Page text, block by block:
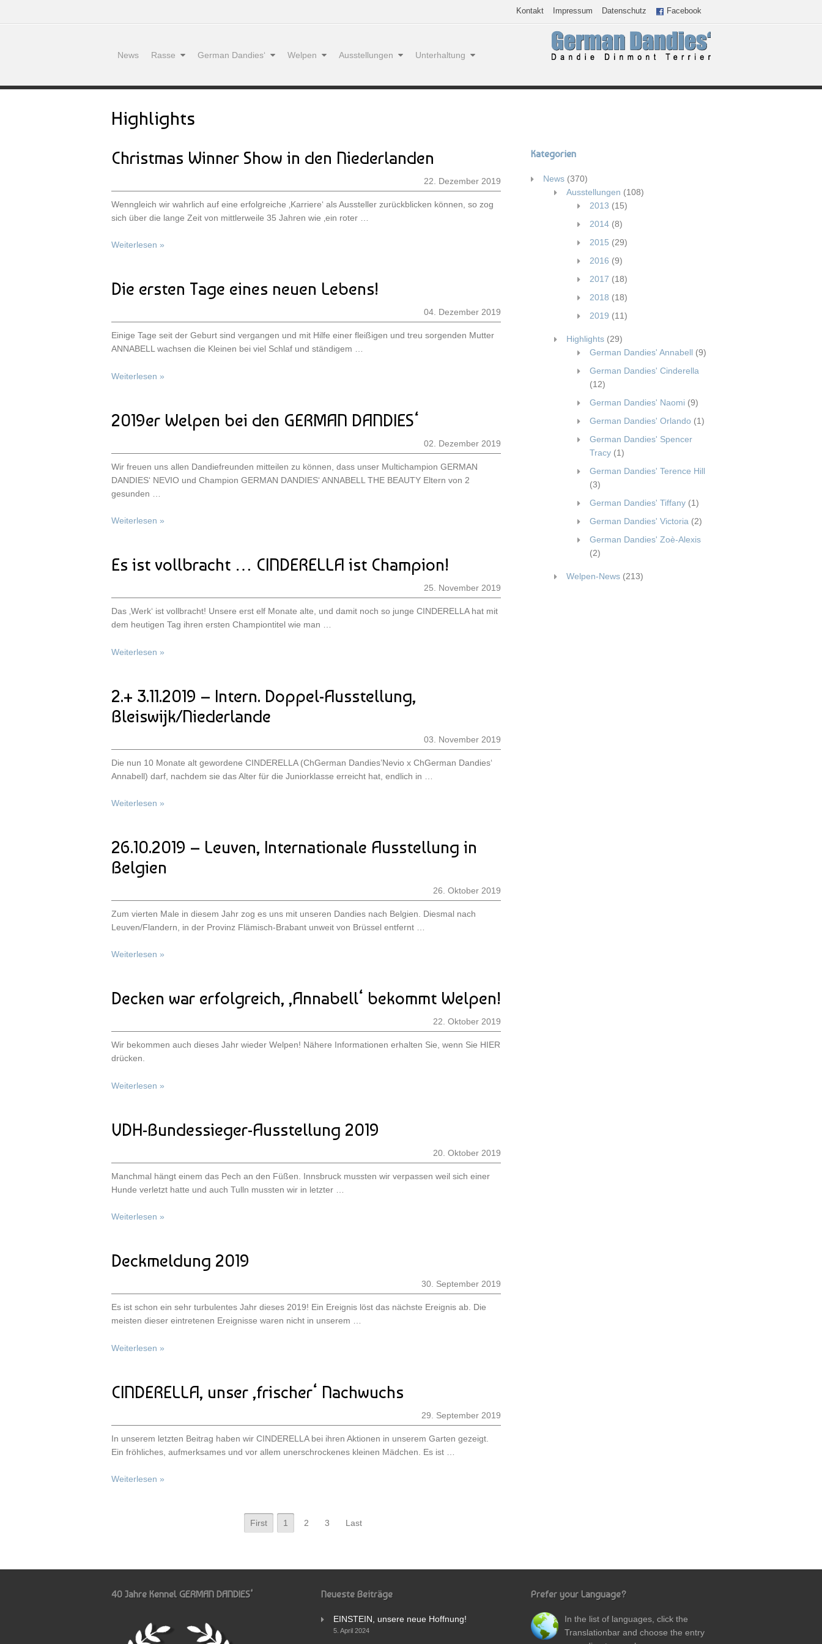
Kontakt Impressum Datenschutz Facebook
News Rasse German Dandies‘ Welpen Ausstellungen Unterhaltung
Highlights
Christmas Winner Show in den Niederlanden
22. Dezember 2019
Wenngleich wir wahrlich auf eine erfolgreiche ‚Karriere‘ als Aussteller zurückblicken können, so zog
sich über die lange Zeit von mittlerweile 35 Jahren wie ‚ein roter …
Weiterlesen »
Die ersten Tage eines neuen Lebens!
04. Dezember 2019
Einige Tage seit der Geburt sind vergangen und mit Hilfe einer fleißigen und treu sorgenden Mutter
ANNABELL wachsen die Kleinen bei viel Schlaf und ständigem …
Weiterlesen »
2019er Welpen bei den GERMAN DANDIES‘
02. Dezember 2019
Wir freuen uns allen Dandiefreunden mitteilen zu können, dass unser Multichampion GERMAN
DANDIES‘ NEVIO und Champion GERMAN DANDIES‘ ANNABELL THE BEAUTY Eltern von 2
gesunden …
Weiterlesen »
Es ist vollbracht … CINDERELLA ist Champion!
25. November 2019
Das ‚Werk‘ ist vollbracht! Unsere erst elf Monate alte, und damit noch so junge CINDERELLA hat mit
dem heutigen Tag ihren ersten Championtitel wie man …
Weiterlesen »
2.+ 3.11.2019 – Intern. Doppel-Ausstellung,
Bleiswijk/Niederlande
03. November 2019
Die nun 10 Monate alt gewordene CINDERELLA (ChGerman Dandies’Nevio x ChGerman Dandies‘
Annabell) darf, nachdem sie das Alter für die Juniorklasse erreicht hat, endlich in …
Weiterlesen »
26.10.2019 – Leuven, Internationale Ausstellung in
Belgien
26. Oktober 2019
Zum vierten Male in diesem Jahr zog es uns mit unseren Dandies nach Belgien. Diesmal nach
Leuven/Flandern, in der Provinz Flämisch-Brabant unweit von Brüssel entfernt …
Weiterlesen »
Decken war erfolgreich, ‚Annabell‘ bekommt Welpen!
22. Oktober 2019
Wir bekommen auch dieses Jahr wieder Welpen! Nähere Informationen erhalten Sie, wenn Sie HIER
drücken.
Weiterlesen »
VDH-Bundessieger-Ausstellung 2019
20. Oktober 2019
Manchmal hängt einem das Pech an den Füßen. Innsbruck mussten wir verpassen weil sich einer
Hunde verletzt hatte und auch Tulln mussten wir in letzter …
Weiterlesen »
Deckmeldung 2019
30. September 2019
Es ist schon ein sehr turbulentes Jahr dieses 2019! Ein Ereignis löst das nächste Ereignis ab. Die
meisten dieser eintretenen Ereignisse waren nicht in unserem …
Weiterlesen »
CINDERELLA, unser ‚frischer‘ Nachwuchs
29. September 2019
In unserem letzten Beitrag haben wir CINDERELLA bei ihren Aktionen in unserem Garten gezeigt.
Ein fröhliches, aufmerksames und vor allem unerschrockenes kleinen Mädchen. Es ist …
Weiterlesen »
First 1 2 3 Last
Kategorien
News (370)
Ausstellungen (108)
2013 (15)
2014 (8)
2015 (29)
2016 (9)
2017 (18)
2018 (18)
2019 (11)
Highlights (29)
German Dandies' Annabell (9)
German Dandies' Cinderella
(12)
German Dandies' Naomi (9)
German Dandies' Orlando (1)
German Dandies' Spencer
Tracy (1)
German Dandies' Terence Hill
(3)
German Dandies' Tiffany (1)
German Dandies' Victoria (2)
German Dandies' Zoè-Alexis
(2)
Welpen-News (213)
40 Jahre Kennel GERMAN DANDIES‘ Neueste Beiträge
EINSTEIN, unsere neue Hoffnung!
5. April 2024
Prefer your Language?
In the list of languages, click the
Translationbar and choose the entry